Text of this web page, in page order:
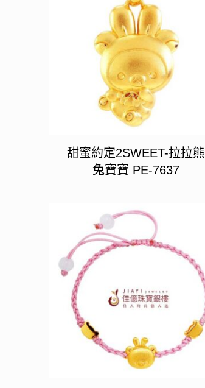
甜蜜約定2SWEET-拉拉熊
兔寶寶 PE-7637